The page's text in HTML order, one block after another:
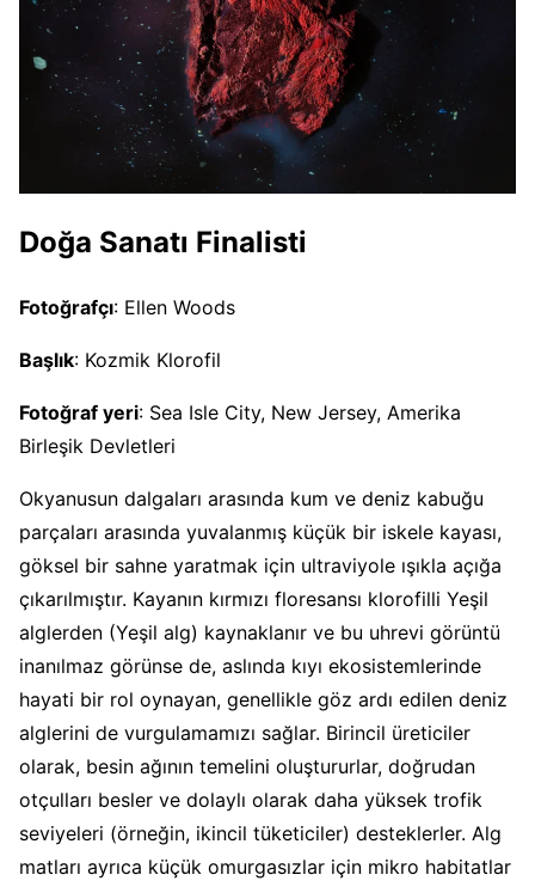
Doğa Sanatı Finalisti
Fotoğrafçı: Ellen Woods
Başlık: Kozmik Klorofil
Fotoğraf yeri: Sea Isle City, New Jersey, Amerika
Birleşik Devletleri
Okyanusun dalgaları arasında kum ve deniz kabuğu
parçaları arasında yuvalanmış küçük bir iskele kayası,
göksel bir sahne yaratmak için ultraviyole ışıkla açığa
çıkarılmıştır. Kayanın kırmızı floresansı klorofilli Yeşil
alglerden (Yeşil alg) kaynaklanır ve bu uhrevi görüntü
inanılmaz görünse de, aslında kıyı ekosistemlerinde
hayati bir rol oynayan, genellikle göz ardı edilen deniz
alglerini de vurgulamamızı sağlar. Birincil üreticiler
olarak, besin ağının temelini oluştururlar, doğrudan
otçulları besler ve dolaylı olarak daha yüksek trofik
seviyeleri (örneğin, ikincil tüketiciler) desteklerler. Alg
matları ayrıca küçük omurgasızlar için mikro habitatlar